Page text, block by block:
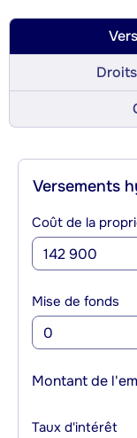
Versements
Coût de la
Mise de fonds
Montant de
Taux d'intérêt